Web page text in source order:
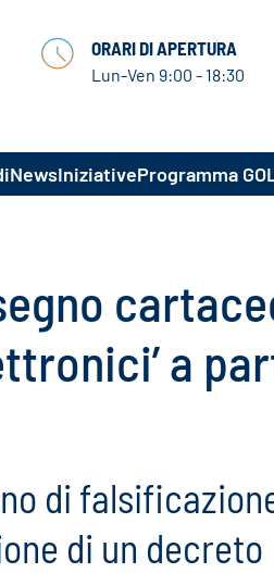
ORARI DI APERTURA
Lun-Ven 9:00 - 18:30
NewsIniziativeProgramma
a
di
di un decreto